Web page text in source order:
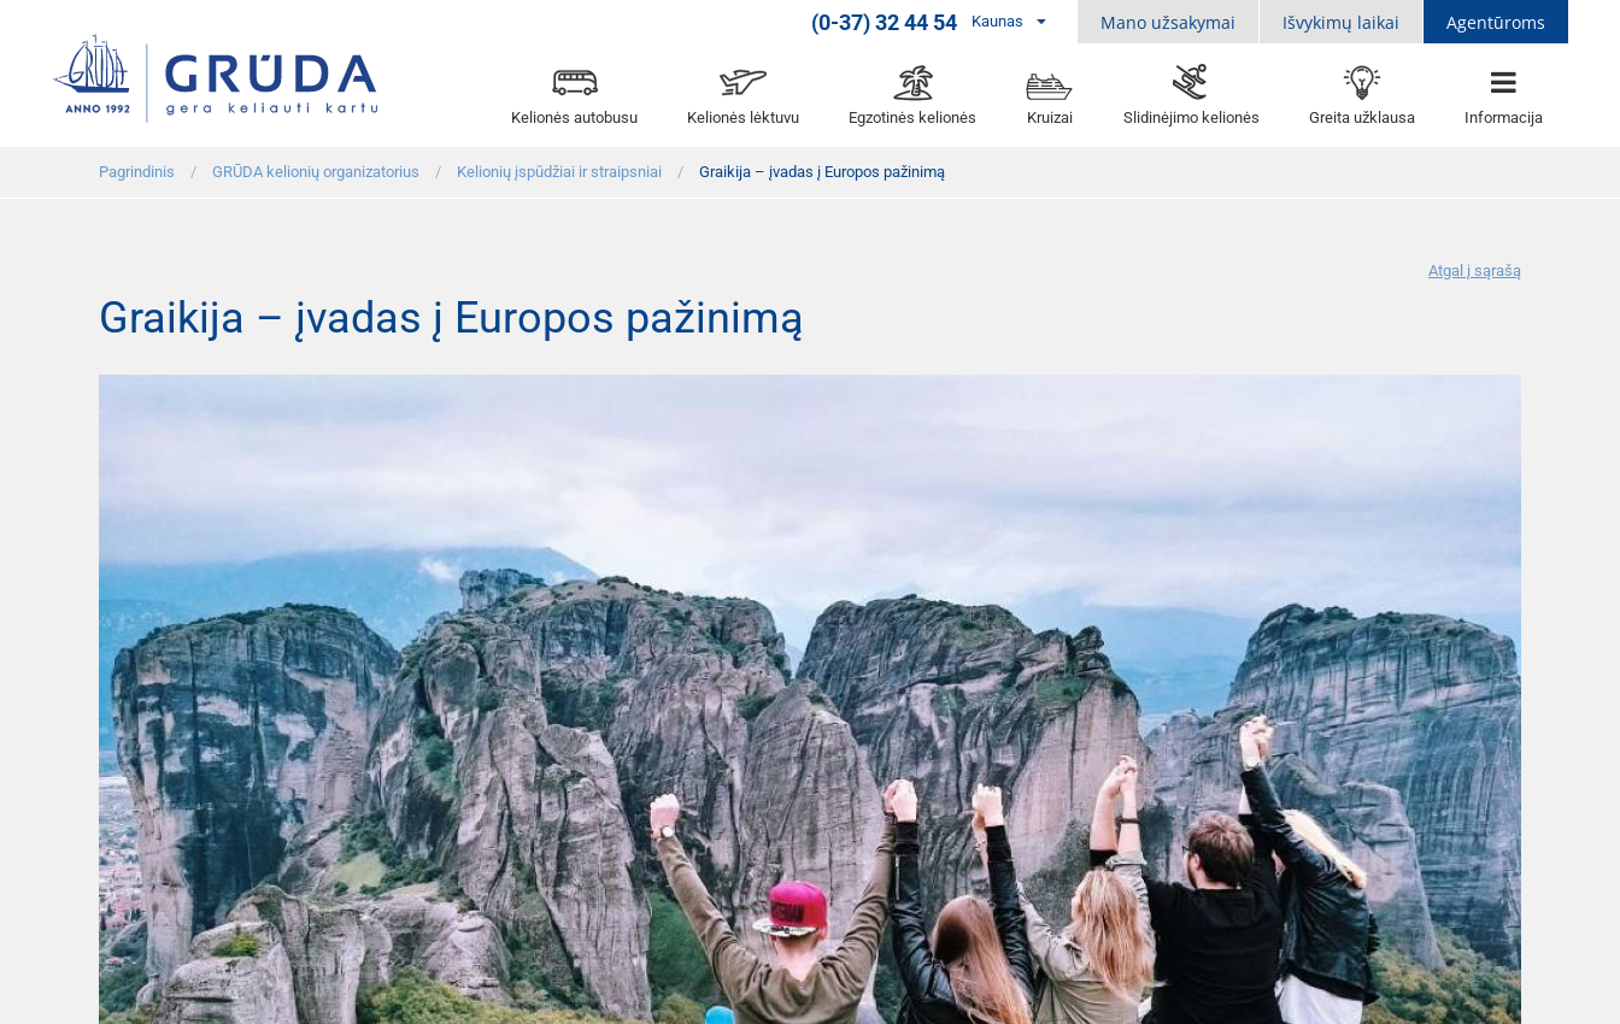
(0-37) 32 44 54 Kaunas Mano užsakymai Išvykimų laikai Agentūroms
Kelionės autobusu Kelionės lėktuvu Egzotinės kelionės Kruizai Slidinėjimo kelionės Greita užklausa Informacija
Pagrindinis GRŪDA kelionių organizatorius Kelionių įspūdžiai ir straipsniai Graikija – įvadas į Europos pažinimą
Atgal į sąrašą
Graikija – įvadas į Europos pažinimą